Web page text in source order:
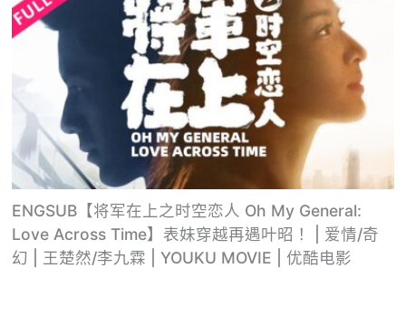
ENGSUB【将军在上之时空恋人 Oh My General:
Love Across Time】表妹穿越再遇叶昭！ | 爱情/奇
幻 | 王楚然/李九霖 | YOUKU MOVIE | 优酷电影